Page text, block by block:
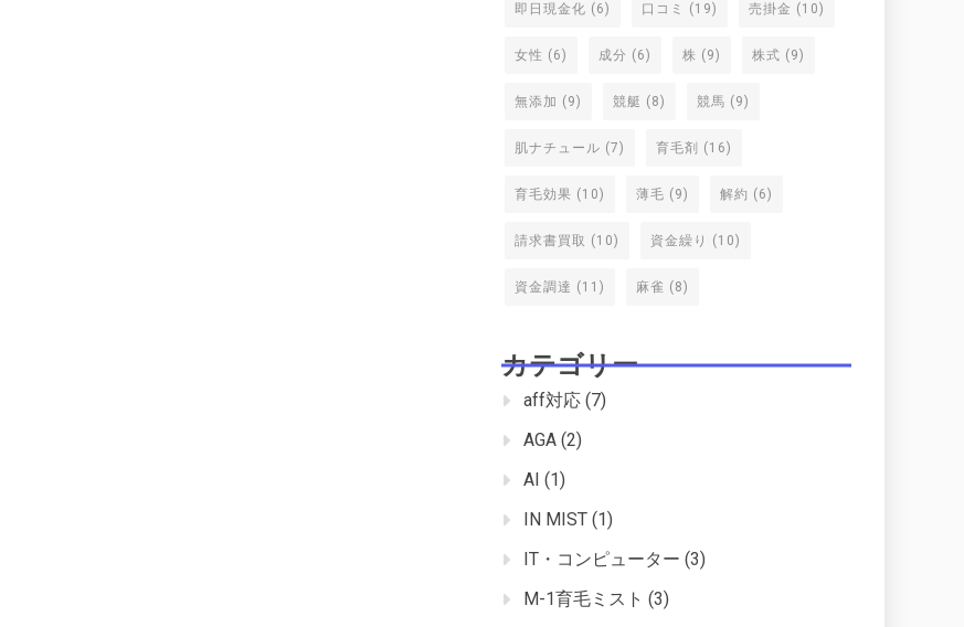
即日現金化 (6) 口コミ (19) 売掛金 (10)
女性 (6) 成分 (6) 株 (9) 株式 (9)
無添加 (9) 競艇 (8) 競馬 (9)
肌ナチュール (7) 育毛剤 (16)
育毛効果 (10) 薄毛 (9) 解約 (6)
請求書買取 (10) 資金繰り (10)
資金調達 (11) 麻雀 (8)
カテゴリー
aff対応 (7)
AGA (2)
AI (1)
IN MIST (1)
IT・コンピューター (3)
M-1育毛ミスト (3)